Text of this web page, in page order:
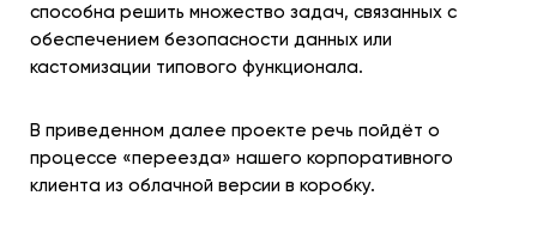
способна решить множество задач, связанных с
обеспечением безопасности данных или
кастомизации типового функционала.
В приведенном далее проекте речь пойдёт о
процессе «переезда» нашего корпоративного
клиента из облачной версии в коробку.